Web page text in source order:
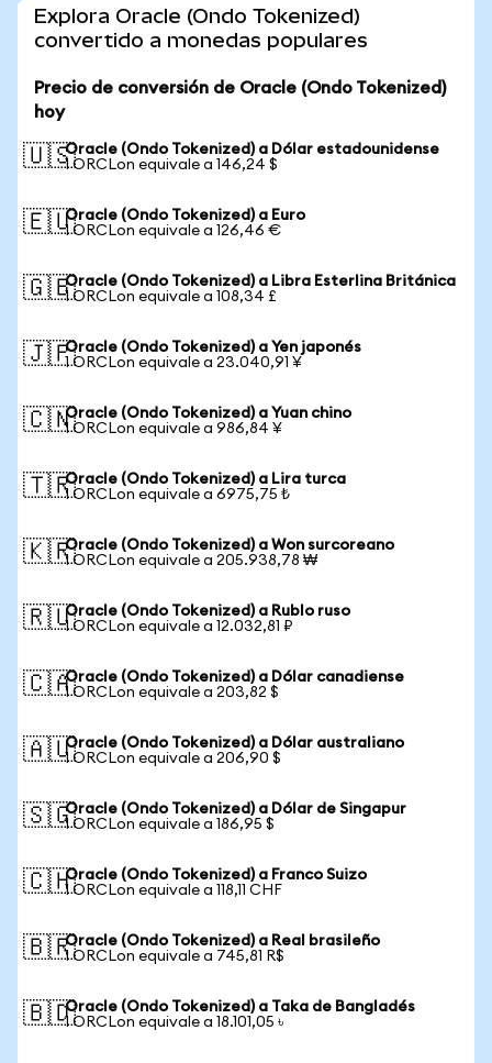
Explora Oracle (Ondo Tokenized)
convertido a monedas populares
Precio de conversión de Oracle (Ondo Tokenized)
hoy
🇺🇸Oracle (Ondo Tokenized) a Dólar estadounidense
1 ORCLon equivale a 146,24 $
🇪🇺Oracle (Ondo Tokenized) a Euro
1 ORCLon equivale a 126,46 €
🇬🇧Oracle (Ondo Tokenized) a Libra Esterlina Británica
1 ORCLon equivale a 108,34 £
🇯🇵Oracle (Ondo Tokenized) a Yen japonés
1 ORCLon equivale a 23.040,91 ¥
🇨🇳Oracle (Ondo Tokenized) a Yuan chino
1 ORCLon equivale a 986,84 ¥
🇹🇷Oracle (Ondo Tokenized) a Lira turca
1 ORCLon equivale a 6975,75 ₺
🇰🇷Oracle (Ondo Tokenized) a Won surcoreano
1 ORCLon equivale a 205.938,78 ₩
🇷🇺Oracle (Ondo Tokenized) a Rublo ruso
1 ORCLon equivale a 12.032,81 ₽
🇨🇦Oracle (Ondo Tokenized) a Dólar canadiense
1 ORCLon equivale a 203,82 $
🇦🇺Oracle (Ondo Tokenized) a Dólar australiano
1 ORCLon equivale a 206,90 $
🇸🇬Oracle (Ondo Tokenized) a Dólar de Singapur
1 ORCLon equivale a 186,95 $
🇨🇭Oracle (Ondo Tokenized) a Franco Suizo
1 ORCLon equivale a 118,11 CHF
🇧🇷Oracle (Ondo Tokenized) a Real brasileño
1 ORCLon equivale a 745,81 R$
🇧🇩Oracle (Ondo Tokenized) a Taka de Bangladés
1 ORCLon equivale a 18.101,05 ৳